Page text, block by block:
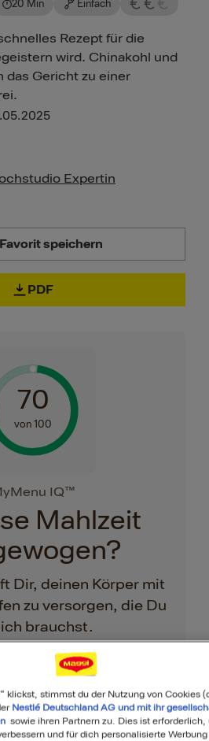
20 Min Einfach
Rezept für die
wird. Chinakohl und
das Gericht zu einer
Expertin
speichern
PDF
70
von 100
IQ™
Mahlzeit
Dir, deinen Körper mit
zu versorgen, die Du
brauchst.
Menü erstellen
klickst, stimmst du der Nutzung von Cookies
Nestlé Deutschland AG und mit ihr
sowie ihren Partnern zu. Dies ist erforderlich,
und für dich personalisierte